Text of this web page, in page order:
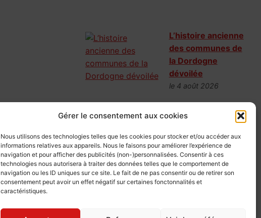
Gérer le consentement aux cookies
Nous utilisons des technologies telles que les cookies pour stocker et/ou accéder aux
informations relatives aux appareils. Nous le faisons pour améliorer l’expérience de
navigation et pour afficher des publicités (non-)personnalisées. Consentir à ces
technologies nous autorisera à traiter des données telles que le comportement de
navigation ou les ID uniques sur ce site. Le fait de ne pas consentir ou de retirer son
consentement peut avoir un effet négatif sur certaines fonctonnalités et
caractéristiques.
L’histoire ancienne
des communes de
la Dordogne
dévoilée
le 4 août 2026
Dordogne viennent de numériser
l’intégralité de leur sous-série 4E. Rôles de
taille, listes de corvéables et délibérations
d’Ancien Régime sont désormais
accessibles en ligne. Une mine d’or
nominative pour retrouver le quotidien de